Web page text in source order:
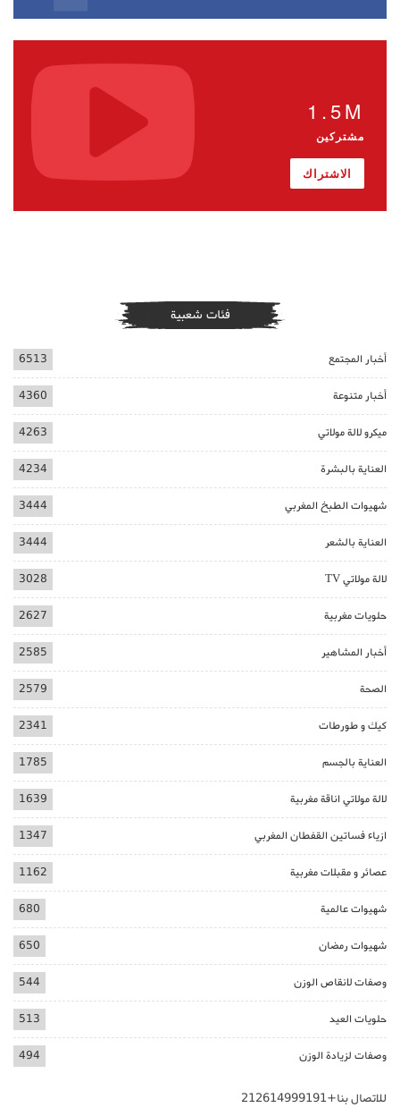
1.5M
مشتركين
الاشتراك
فئات شعبية
أخبار المجتمع 6513
أخبار متنوعة 4360
ميكرو لالة مولاتي 4263
العناية بالبشرة 4234
شهيوات الطبخ المغربي 3444
العناية بالشعر 3444
لالة مولاتي TV 3028
حلويات مغربية 2627
أخبار المشاهير 2585
الصحة 2579
كيك و طورطات 2341
العناية بالجسم 1785
لالة مولاتي اناقة مغربية 1639
ازياء فساتين القفطان المغربي 1347
عصائر و مقبلات مغربية 1162
شهيوات عالمية 680
شهيوات رمضان 650
وصفات لانقاص الوزن 544
حلويات العيد 513
وصفات لزيادة الوزن 494
للاتصال بنا+212614999191